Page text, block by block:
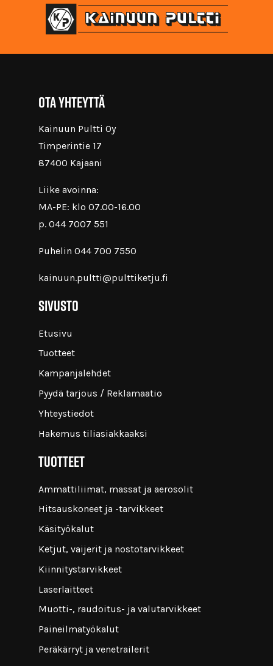
Ota yhteyttä
Kainuun Pultti Oy
Timperintie 17
87400 Kajaani
Liike avoinna:
MA-PE: klo 07.00-16.00
p. 044 7007 551
Puhelin 044 700 7550
kainuun.pultti@pulttiketju.fi
Sivusto
Etusivu
Tuotteet
Kampanjalehdet
Pyydä tarjous / Reklamaatio
Yhteystiedot
Hakemus tiliasiakkaaksi
Tuotteet
Ammattiliimat, massat ja aerosolit
Hitsauskoneet ja -tarvikkeet
Käsityökalut
Ketjut, vaijerit ja nostotarvikkeet
Kiinnitystarvikkeet
Laserlaitteet
Muotti-, raudoitus- ja valutarvikkeet
Paineilmatyökalut
Peräkärryt ja venetrailerit